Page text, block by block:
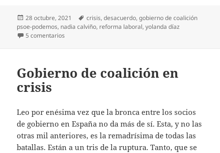
Publicado
el
28 octubre, 2021 Etiquetas
crisis,desacuerdo,gobierno de coalición
psoe-podemos, nadia calviño, reforma laboral,yolanda díaz
5 comentarios
Gobierno de coalición en
crisis
Leo por enésima vez que la bronca entre los socios
de gobierno en España no da más de sí. Esta, y no las
otras mil anteriores, es la remadrísima de todas las
batallas. Están a un tris de la ruptura. Tanto, que se